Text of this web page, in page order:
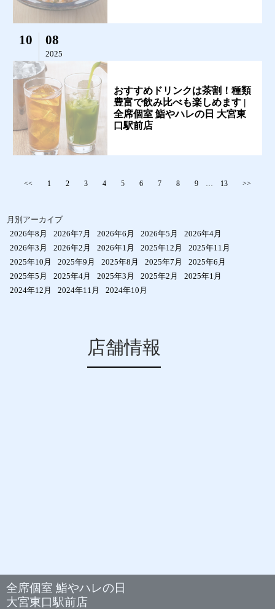
10 08
2025
おすすめドリンクは茶割！種類
豊富で飲み比べも楽しめます |
全席個室 鮨やハレの日 大宮東
口駅前店
<< 1 2 3 4 5 6 7 8 9 … 13 >>
月別アーカイブ
2026年8月
2026年7月 2026年6月 2026年5月
2026年4月
2026年3月
2026年2月 2026年1月 2025年12月
2025年11月
2025年10月
2025年9月 2025年8月 2025年7月
2025年6月
2025年5月
2025年4月 2025年3月 2025年2月
2025年1月
2024年12月
2024年11月 2024年10月
店舗情報
全席個室 鮨やハレの日
大宮東口駅前店